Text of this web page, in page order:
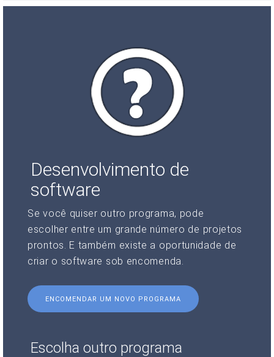
Desenvolvimento de
software
Se você quiser outro programa, pode
escolher entre um grande número de projetos
prontos. E também existe a oportunidade de
criar o software sob encomenda.
ENCOMENDAR UM NOVO PROGRAMA
Escolha outro programa